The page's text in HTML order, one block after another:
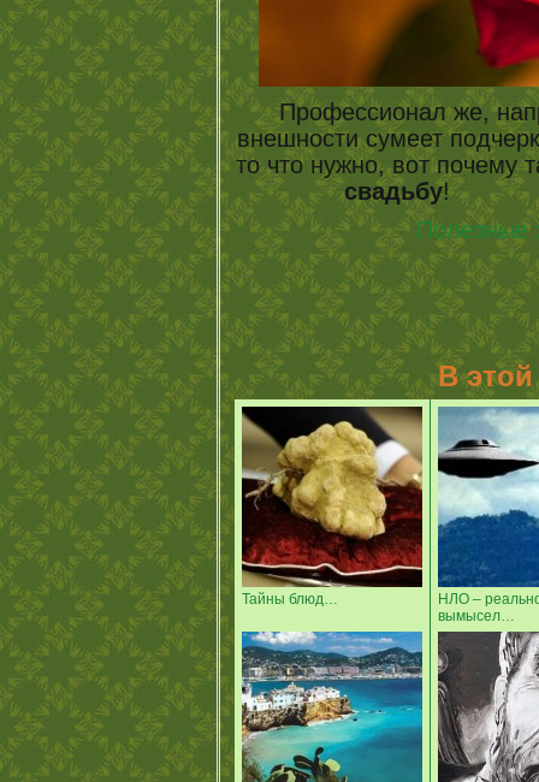
Профессионал же,
внешности сумеет
то что нужно, вот почему
свадьбу
Полезные
В
Тайны блюд…
НЛО –
вымысел…